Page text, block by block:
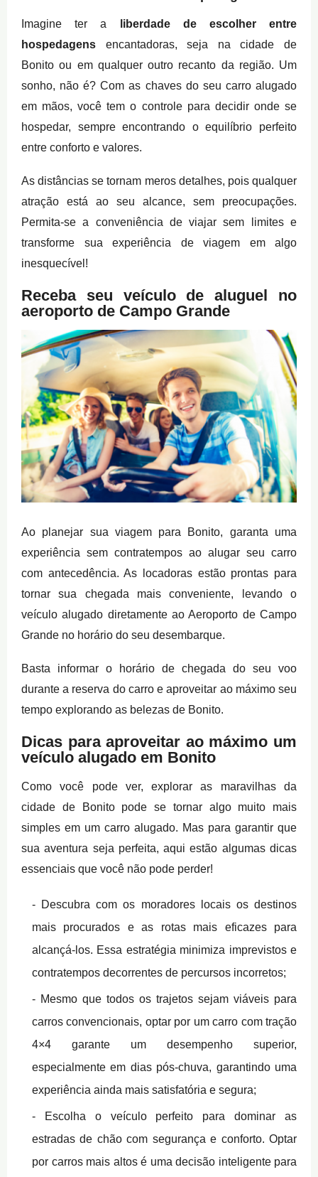
Imagine ter a
liberdade de escolher entre
hospedagens encantadoras, seja na cidade de
Bonito ou em qualquer outro recanto da região. Um
sonho, não é? Com as chaves do seu carro alugado
em mãos, você tem o controle para decidir onde se
hospedar, sempre encontrando o equilíbrio perfeito
entre conforto e valores.
As distâncias se tornam meros detalhes, pois qualquer
atração está ao seu alcance, sem preocupações.
Permita-se a conveniência de viajar sem limites e
transforme sua experiência de viagem em algo
inesquecível!
Receba seu veículo de aluguel no
aeroporto de Campo Grande
Ao planejar sua viagem para Bonito, garanta uma
experiência sem contratempos ao alugar seu carro
com antecedência. As locadoras estão prontas para
tornar sua chegada mais conveniente, levando o
veículo alugado diretamente ao Aeroporto de Campo
Grande no horário do seu desembarque.
Basta informar o horário de chegada do seu voo
durante a reserva do carro e aproveitar ao máximo seu
tempo explorando as belezas de Bonito.
Dicas para aproveitar ao máximo um
veículo alugado em Bonito
Como você pode ver, explorar as maravilhas da
cidade de Bonito pode se tornar algo muito mais
simples em um carro alugado. Mas para garantir que
sua aventura seja perfeita, aqui estão algumas dicas
essenciais que você não pode perder!
Descubra com os moradores locais os destinos
mais procurados e as rotas mais eficazes para
alcançá-los. Essa estratégia minimiza imprevistos e
contratempos decorrentes de percursos incorretos;
Mesmo que todos os trajetos sejam viáveis para
carros convencionais, optar por um carro com tração
4×4 garante um desempenho superior,
especialmente em dias pós-chuva, garantindo uma
experiência ainda mais satisfatória e segura;
Escolha o veículo perfeito para dominar as
estradas de chão com segurança e conforto. Optar
por carros mais altos é uma decisão inteligente para